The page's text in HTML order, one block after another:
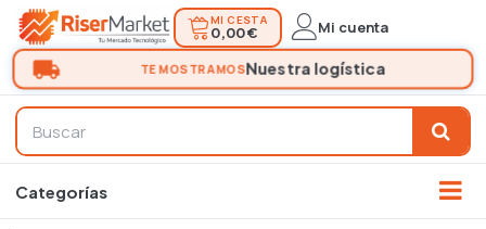
MI CESTA
0,00 € Mi cuenta